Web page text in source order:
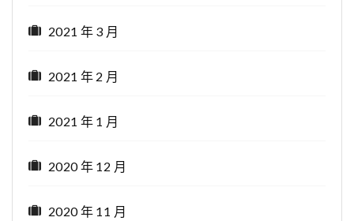
2021 年 3 月
2021 年 2 月
2021 年 1 月
2020 年 12 月
2020 年 11 月